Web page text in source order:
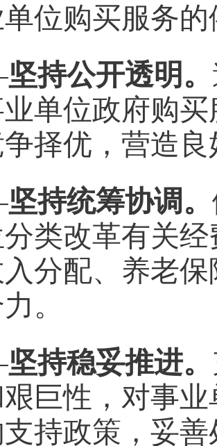
位购买服务
坚持公开透明。
单位政府购
择优，营造
坚持统筹协调。
类改革有关
入分配、养老
。
坚持稳妥推进。
巨性，对事
持政策，妥